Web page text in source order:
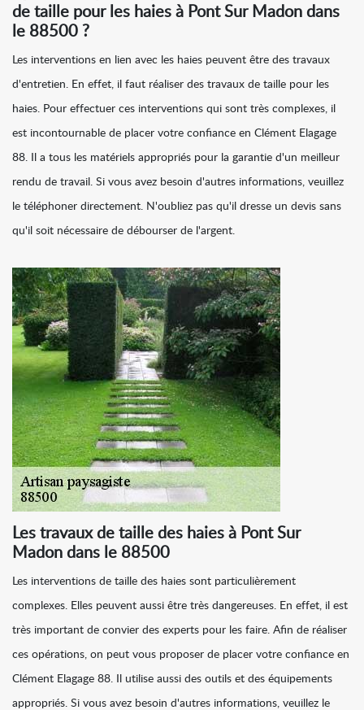
de taille pour les haies à Pont Sur Madon dans
le 88500 ?
Les interventions en lien avec les haies peuvent être des travaux
d'entretien. En effet, il faut réaliser des travaux de taille pour les
haies. Pour effectuer ces interventions qui sont très complexes, il
est incontournable de placer votre confiance en Clément Elagage
88. Il a tous les matériels appropriés pour la garantie d'un meilleur
rendu de travail. Si vous avez besoin d'autres informations, veuillez
le téléphoner directement. N'oubliez pas qu'il dresse un devis sans
qu'il soit nécessaire de débourser de l'argent.
Les travaux de taille des haies à Pont Sur
Madon dans le 88500
Les interventions de taille des haies sont particulièrement
complexes. Elles peuvent aussi être très dangereuses. En effet, il est
très important de convier des experts pour les faire. Afin de réaliser
ces opérations, on peut vous proposer de placer votre confiance en
Clément Elagage 88. Il utilise aussi des outils et des équipements
appropriés. Si vous avez besoin d'autres informations, veuillez le